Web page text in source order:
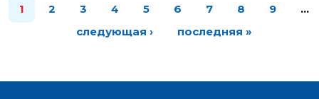
1 2 3 4 5 6 7 8 9
…
следующая ›
последняя »